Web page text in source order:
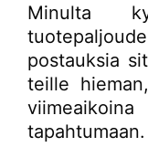
Minulta
postauksia
teille
tapahtumaan.